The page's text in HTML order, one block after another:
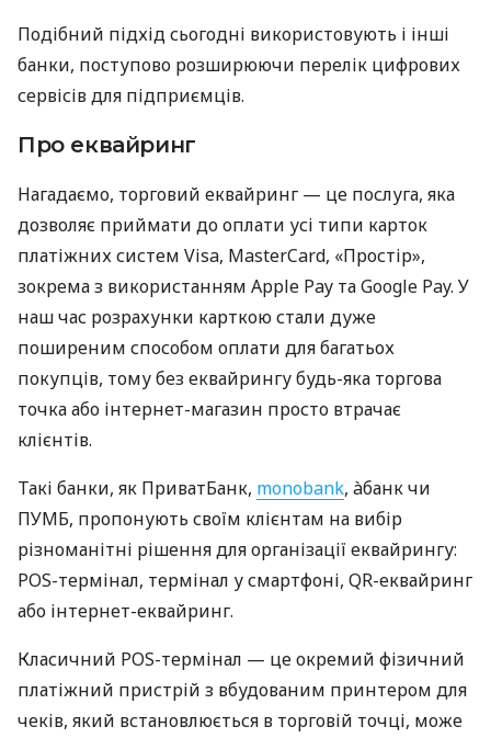
Подібний підхід сьогодні використовують і інші
банки, поступово розширюючи перелік цифрових
сервісів для підприємців.
Про еквайринг
Нагадаємо, торговий еквайринг — це послуга, яка
дозволяє приймати до оплати усі типи карток
платіжних систем Visa, MasterCard, «Простір»,
зокрема з використанням Apple Pay та Google Pay. У
наш час розрахунки карткою стали дуже
поширеним способом оплати для багатьох
покупців, тому без еквайрингу будь-яка торгова
точка або інтернет-магазин просто втрачає
клієнтів.
Такі банки, як ПриватБанк, monobank, àбанк чи
ПУМБ, пропонують своїм клієнтам на вибір
різноманітні рішення для організації еквайрингу:
POS-термінал, термінал у смартфоні, QR-еквайринг
або інтернет-еквайринг.
Класичний POS-термінал — це окремий фізичний
платіжний пристрій з вбудованим принтером для
чеків, який встановлюється в торговій точці, може